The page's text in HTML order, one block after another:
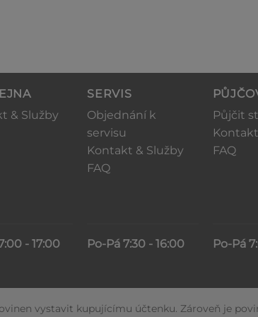
& Služby
SERVIS
Objednání k
servisu
Kontakt & Služby
FAQ
Půjčit
FAQ
- 17:00 Po-Pá 7:30 - 16:00 Po-Pá
vystavit kupujícímu účtenku. Zároveň je